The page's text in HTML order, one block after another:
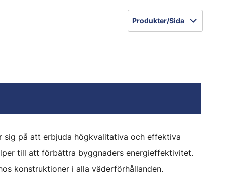
Produkter/Sida
sig på att erbjuda högkvalitativa och effektiva
till att förbättra byggnaders energieffektivitet.
konstruktioner i alla väderförhållanden.